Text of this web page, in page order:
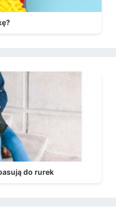
do rurek